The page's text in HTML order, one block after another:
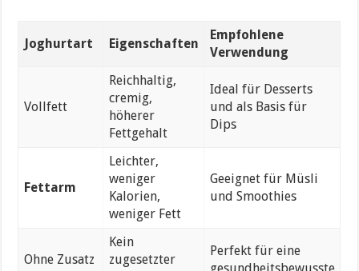
Joghurtart Eigenschaften
Empfohlene
Verwendung
Vollfett
Reichhaltig,
cremig,
höherer
Fettgehalt
Ideal für Desserts
und als Basis für
Dips
Fettarm
Leichter,
weniger
Kalorien,
weniger Fett
Geeignet für Müsli
und Smoothies
Ohne Zusatz
Kein
zugesetzter
Perfekt für eine
gesundheitsbewusste